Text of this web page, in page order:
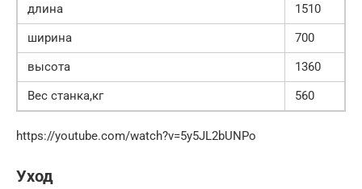
длина
1510
ширина
700
высота
1360
Вес станка,кг
560
https://youtube.com/watch?v=5y5JL2bUNPo
Уход